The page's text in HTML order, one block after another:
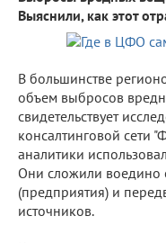
Выяснили, как этот
В большинстве
объем выбросов
свидетельствует
консалтинговой сети
аналитики
Они сложили воедино
(предприятия) и
источников.